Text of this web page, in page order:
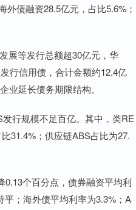
债融资28.5亿元，占比5.6%；
展等发行总额超30亿元，华
行信用债，合计金额约12.4亿
业延长债务期限结构。
行规模不足百亿。其中，类RE
31.4%；供应链ABS占比为27.
0.13个百分点，债券融资平均利
；海外债平均利率为3.3%；A